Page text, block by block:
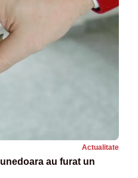
Actualitate
au furat un